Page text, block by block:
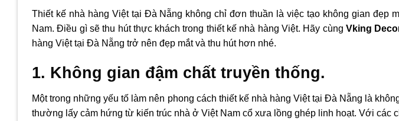
Thiết kế nhà hàng Việt tại Đà Nẵng không chỉ đơn thuần là việc tạo không gian đẹp
Nam. Điều gì sẽ thu hút thực khách trong thiết kế nhà hàng Việt. Hãy cùng Vking
hàng Việt tại Đà Nẵng trở nên đẹp mắt và thu hút hơn nhé.
1. Không gian đậm chất truyền thống.
Một trong những yếu tố làm nên phong cách thiết kế nhà hàng Việt tại Đà Nẵng là
thường lấy cảm hứng từ kiến trúc nhà ở Việt Nam cổ xưa lồng ghép linh hoạt. Với các